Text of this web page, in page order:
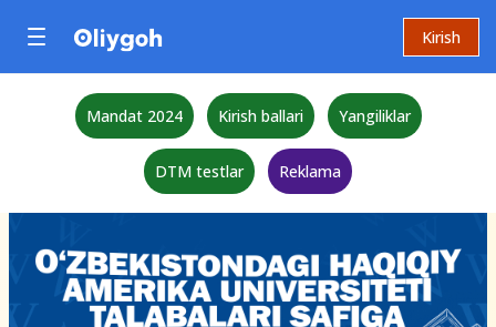
Kirish
Mandat 2024 Kirish ballari Yangiliklar
DTM testlar Reklama